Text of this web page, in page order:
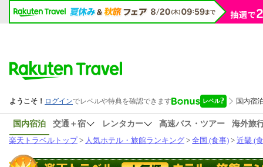
国内宿泊 交通＋宿 レンタカー 高速バス・ツアー
海外旅
楽天トラベルトップ> 人気ホテル・旅館ランキング > 全国 (食事) > 近畿 (